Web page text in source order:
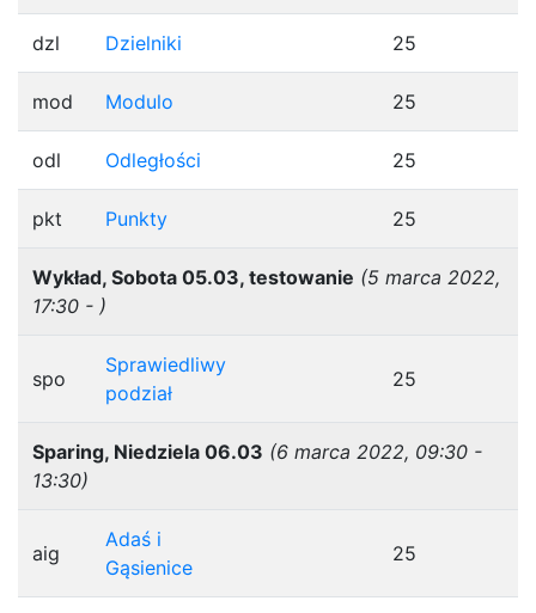
dzl Dzielniki 25
mod Modulo 25
odl Odległości 25
pkt Punkty 25
Wykład, Sobota 05.03, testowanie (5 marca 2022,
17:30 - )
spo
Sprawiedliwy
podział
25
Sparing, Niedziela 06.03 (6 marca 2022, 09:30 -
13:30)
aig
Adaś i
Gąsienice
25